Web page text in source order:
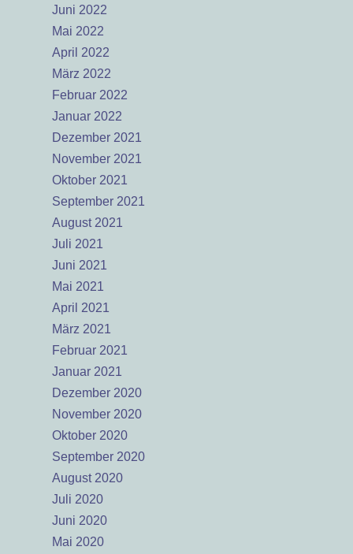
Juni 2022
Mai 2022
April 2022
März 2022
Februar 2022
Januar 2022
Dezember 2021
November 2021
Oktober 2021
September 2021
August 2021
Juli 2021
Juni 2021
Mai 2021
April 2021
März 2021
Februar 2021
Januar 2021
Dezember 2020
November 2020
Oktober 2020
September 2020
August 2020
Juli 2020
Juni 2020
Mai 2020